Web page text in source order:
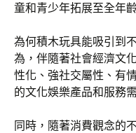
童和青少年拓展至全年
為何積木玩具能吸引到
為，伴隨著社會經濟文
性化、強社交屬性、有
的文化娛樂產品和服務
同時，隨著消費觀念的